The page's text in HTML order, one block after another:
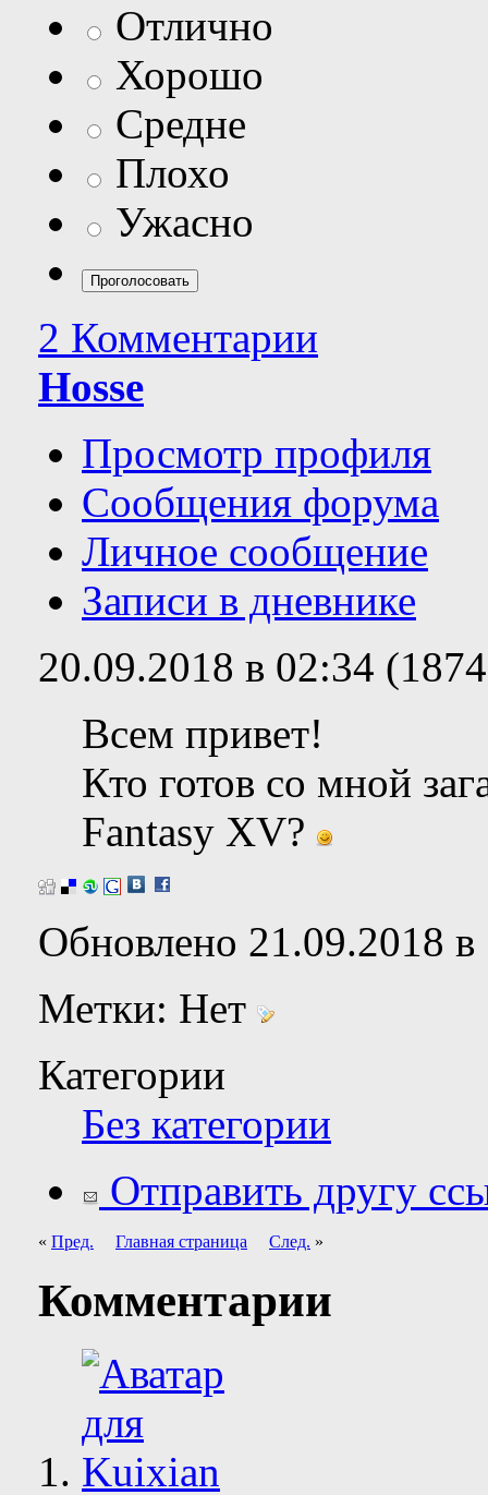
Отлично
Хорошо
Средне
Плохо
Ужасно
2 Комментарии
Hosse
Просмотр профиля
Сообщения форума
Личное сообщение
Записи в дневнике
20.09.2018 в 02:34
Всем привет!
Кто готов со мной
Fantasy XV?
Обновлено 21.09.2018 в
Метки: Нет
Категории
Без категории
Отправить другу
« Пред. Главная страница След. »
Комментарии